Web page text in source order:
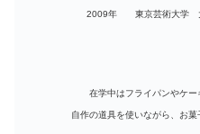
2009年 東京芸術大学
在学中はフライパンやケ
自作の道具を使いながら、お